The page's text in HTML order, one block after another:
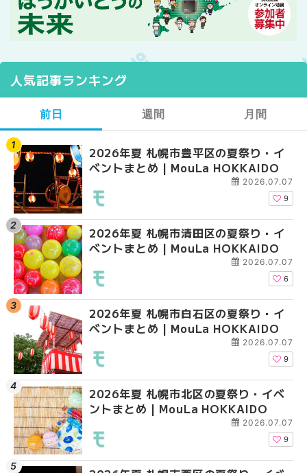
人気記事ランキング
前日
2026年夏 札幌市豊平区の夏祭り・イ
ベントまとめ | MouLa HOKKAIDO
2026.07.07
9
2026年夏 札幌市清田区の夏祭り・イ
ベントまとめ | MouLa HOKKAIDO
2026.07.07
6
2026年夏 札幌市白石区の夏祭り・イ
ベントまとめ | MouLa HOKKAIDO
2026.07.07
9
2026年夏 札幌市北区の夏祭り・イベ
ントまとめ | MouLa HOKKAIDO
2026.07.07
9
週間
【2026年最新】札幌
ガーデン｜オープン日
大通公園から穴場テ
2026年夏 札幌市白石
ベントまとめ |
2026年夏 札幌市西区
ントまとめ | MouLa
2026年夏 札幌市豊平
ベントまとめ |
月間
【2026年最新】札幌
ガーデン｜オープン日
大通公園から穴場テ
2026年夏 札幌市北区
ントまとめ | MouLa
2026年夏 札幌市白石
ベントまとめ |
2026年夏 札幌市西区
ントまとめ | MouLa